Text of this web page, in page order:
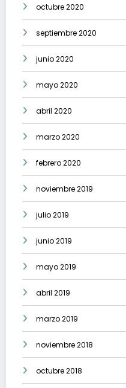
octubre 2020
septiembre 2020
junio 2020
mayo 2020
abril 2020
marzo 2020
febrero 2020
noviembre 2019
julio 2019
junio 2019
mayo 2019
abril 2019
marzo 2019
noviembre 2018
octubre 2018